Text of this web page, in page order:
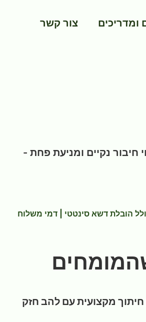
ומדריכים צור קשר
חיבור נקיים ומניעת פחת -
הובלת דשא סינטטי
| דמי משלוח
חיתוך מקצועית עם להב חזק